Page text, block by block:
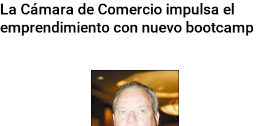
La Cámara de Comercio impulsa el
emprendimiento con nuevo bootcamp